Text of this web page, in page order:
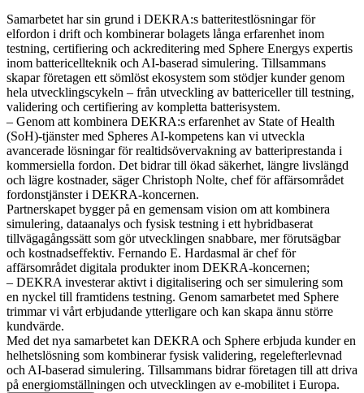
Samarbetet har sin grund i DEKRA:s batteritestlösningar för
elfordon i drift och kombinerar bolagets långa erfarenhet inom
testning, certifiering och ackreditering med Sphere Energys expertis
inom battericellteknik och AI-baserad simulering. Tillsammans
skapar företagen ett sömlöst ekosystem som stödjer kunder genom
hela utvecklingscykeln – från utveckling av battericeller till testning,
validering och certifiering av kompletta batterisystem.
– Genom att kombinera DEKRA:s erfarenhet av State of Health
(SoH)-tjänster med Spheres AI-kompetens kan vi utveckla
avancerade lösningar för realtidsövervakning av batteriprestanda i
kommersiella fordon. Det bidrar till ökad säkerhet, längre livslängd
och lägre kostnader, säger Christoph Nolte, chef för affärsområdet
fordonstjänster i DEKRA-koncernen.
Partnerskapet bygger på en gemensam vision om att kombinera
simulering, dataanalys och fysisk testning i ett hybridbaserat
tillvägagångssätt som gör utvecklingen snabbare, mer förutsägbar
och kostnadseffektiv. Fernando E. Hardasmal är chef för
affärsområdet digitala produkter inom DEKRA-koncernen;
– DEKRA investerar aktivt i digitalisering och ser simulering som
en nyckel till framtidens testning. Genom samarbetet med Sphere
trimmar vi vårt erbjudande ytterligare och kan skapa ännu större
kundvärde.
Med det nya samarbetet kan DEKRA och Sphere erbjuda kunder en
helhetslösning som kombinerar fysisk validering, regelefterlevnad
och AI-baserad simulering. Tillsammans bidrar företagen till att driva
på energiomställningen och utvecklingen av e-mobilitet i Europa.